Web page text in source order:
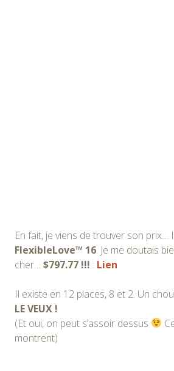
En fait, je viens de trouver son prix…
FlexibleLove™ 16. Je me doutais
cher… $797.77 !!! : Lien
Il existe en 12 places, 8 et 2. Un
LE VEUX !
(Et oui, on peut s’assoir dessus
montrent)